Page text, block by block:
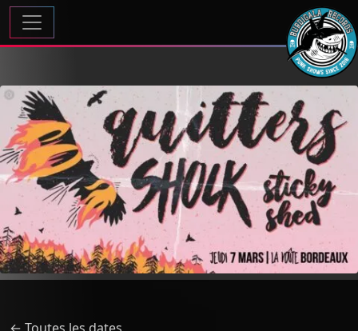
Passer au contenu
Navigation principale